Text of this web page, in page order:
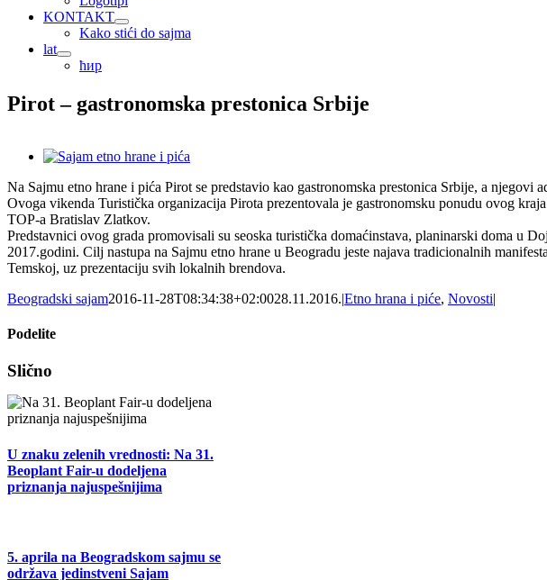
KONTAKT
Kako stići do sajma
lat
ћир
Pirot – gastronomska prestonica Srbije
View
Image
Na Sajmu etno hrane i pića Pirot se predstavio kao gastronomska prestonica Srbije, a
Ovoga vikenda Turistička organizacija Pirota prezentovala je gastronomsku ponudu ovog
TOP-a Bratislav Zlatkov.
Predstavnici ovog grada promovisali su seoska turistička domaćinstava, planinarski doma u
2017.godini. Cilj nastupa na Sajmu etno hrane u Beogradu jeste najava tradicionalnih
Temskoj, uz prezentaciju svih lokalnih brendova.
Beogradski sajam2016-11-28T08:34:38+02:0028.11.2016.|Etno hrana i piće, Novosti|
Podelite
Facebook
X
Tumblr
Pinterest
Email
Slično
U znaku zelenih vrednosti: Na 31.
Beoplant Fair-u dodeljena
priznanja najuspešnijima
5. aprila na Beogradskom sajmu se
održava jedinstveni Sajam